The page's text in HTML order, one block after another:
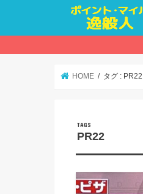
HOME タグ : PR22
PR22